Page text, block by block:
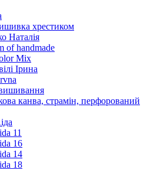
хрестиком
Наталія
of handmade
Mix
Ірина
канва, страмін, перфорований
11
16
14
18